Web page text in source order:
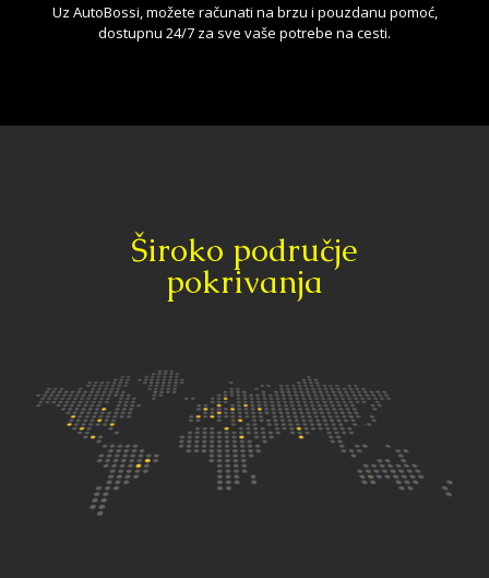
Uz AutoBossi, možete računati na brzu i pouzdanu pomoć,
dostupnu 24/7 za sve vaše potrebe na cesti.
Široko područje
pokrivanja